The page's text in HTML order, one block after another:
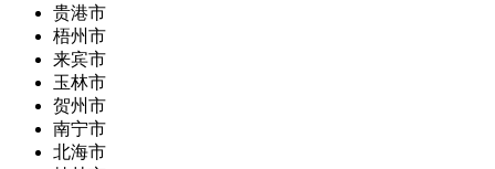
贵港市
梧州市
来宾市
玉林市
贺州市
南宁市
北海市